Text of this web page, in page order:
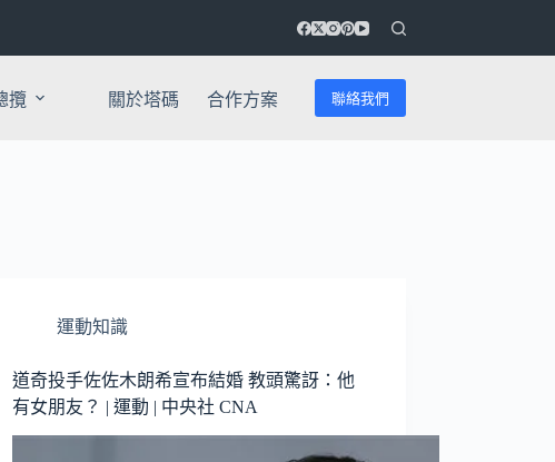
攬 關於塔碼 合作方案 聯絡我們
運動知識
道奇投手佐佐木朗希宣布結婚 教頭驚訝：他
有女朋友？ | 運動 | 中央社 CNA